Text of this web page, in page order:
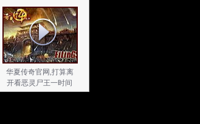
华夏传奇官网,打算离
开看恶灵尸王一时间